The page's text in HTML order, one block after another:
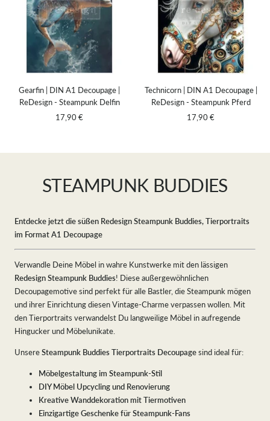
Gearfin | DIN A1 Decoupage |
ReDesign - Steampunk Delfin
Sale
17,90 €
Technicorn | DIN A1 Decoupage |
ReDesign - Steampunk Pferd
Sale
17,90 €
STEAMPUNK BUDDIES
Entdecke jetzt die süßen Redesign Steampunk Buddies, Tierportraits
im Format A1 Decoupage
Verwandle Deine Möbel in wahre Kunstwerke mit den lässigen
Redesign Steampunk Buddies! Diese außergewöhnlichen
Decoupagemotive sind perfekt für alle Bastler, die Steampunk mögen
und ihrer Einrichtung diesen Vintage-Charme verpassen wollen. Mit
den Tierportraits verwandelst Du langweilige Möbel in aufregende
Hingucker und Möbelunikate.
UnsereSteampunk Buddies Tierportraits Decoupagesind ideal für:
Möbelgestaltung im Steampunk-Stil
DIY Möbel Upcycling und Renovierung
Kreative Wanddekoration mit Tiermotiven
Einzigartige Geschenke für Steampunk-Fans